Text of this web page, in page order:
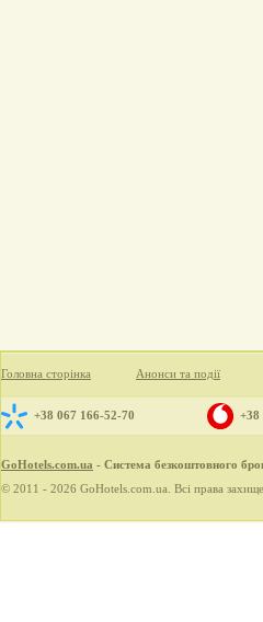
Головна сторінка Анонси та події
+38 067 166-52-70 +38
GoHotels.com.ua - Система безкоштовного
© 2011 - 2026 GoHotels.com.ua. Всі права